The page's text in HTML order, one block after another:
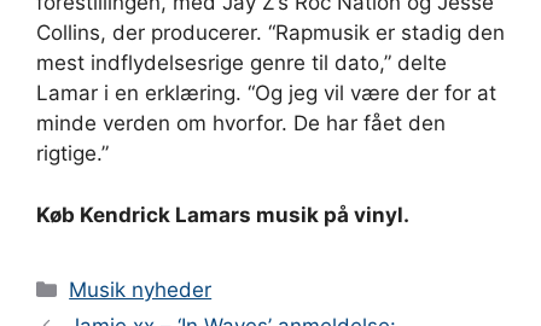
Collins, der producerer. “Rapmusik er stadig den
mest indflydelsesrige genre til dato,” delte
Lamar i en erklæring. “Og jeg vil være der for at
minde verden om hvorfor. De har fået den
rigtige.”
Køb Kendrick Lamars musik på vinyl.
Kategorier
Musik nyheder